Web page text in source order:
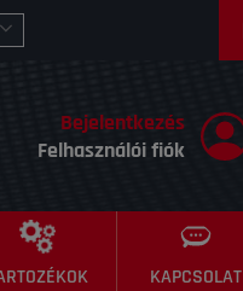
Bejelentkezés
Felhasználói fiók
KAPCSOLAT